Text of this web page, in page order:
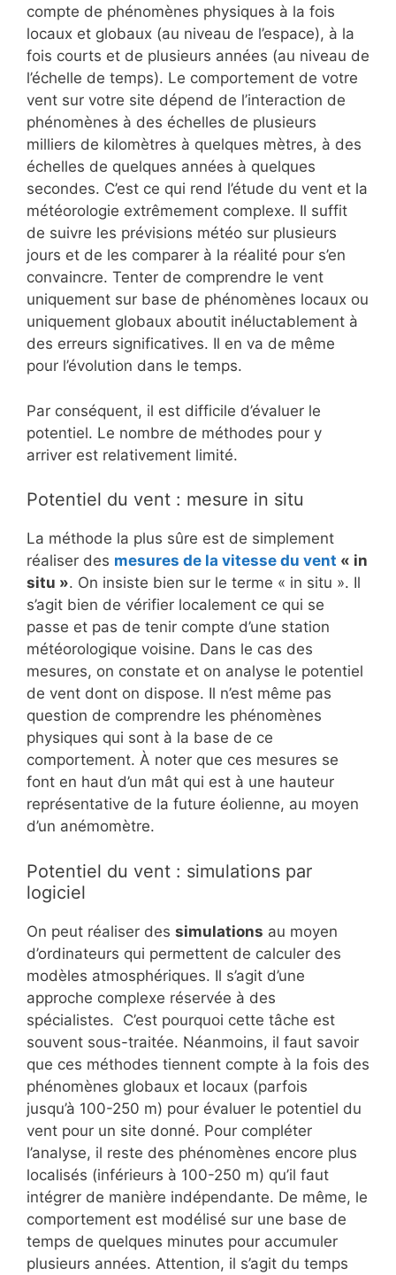
compte de phénomènes physiques à la fois
locaux et globaux (au niveau de l’espace), à la
fois courts et de plusieurs années (au niveau de
l’échelle de temps). Le comportement de votre
vent sur votre site dépend de l’interaction de
phénomènes à des échelles de plusieurs
milliers de kilomètres à quelques mètres, à des
échelles de quelques années à quelques
secondes. C’est ce qui rend l’étude du vent et la
météorologie extrêmement complexe. Il suffit
de suivre les prévisions météo sur plusieurs
jours et de les comparer à la réalité pour s’en
convaincre. Tenter de comprendre le vent
uniquement sur base de phénomènes locaux ou
uniquement globaux aboutit inéluctablement à
des erreurs significatives. Il en va de même
pour l’évolution dans le temps.
Par conséquent, il est difficile d’évaluer le
potentiel. Le nombre de méthodes pour y
arriver est relativement limité.
Potentiel du vent : mesure in situ
La méthode la plus sûre est de simplement
réaliser des mesures de la vitesse du vent « in
situ ». On insiste bien sur le terme « in situ ». Il
s’agit bien de vérifier localement ce qui se
passe et pas de tenir compte d’une station
météorologique voisine. Dans le cas des
mesures, on constate et on analyse le potentiel
de vent dont on dispose. Il n’est même pas
question de comprendre les phénomènes
physiques qui sont à la base de ce
comportement. À noter que ces mesures se
font en haut d’un mât qui est à une hauteur
représentative de la future éolienne, au moyen
d’un anémomètre.
Potentiel du vent : simulations par
logiciel
On peut réaliser des simulations au moyen
d’ordinateurs qui permettent de calculer des
modèles atmosphériques. Il s’agit d’une
approche complexe réservée à des
spécialistes. C’est pourquoi cette tâche est
souvent sous-traitée. Néanmoins, il faut savoir
que ces méthodes tiennent compte à la fois des
phénomènes globaux et locaux (parfois
jusqu’à 100-250 m) pour évaluer le potentiel du
vent pour un site donné. Pour compléter
l’analyse, il reste des phénomènes encore plus
localisés (inférieurs à 100-250 m) qu’il faut
intégrer de manière indépendante. De même, le
comportement est modélisé sur une base de
temps de quelques minutes pour accumuler
plusieurs années. Attention, il s’agit du temps